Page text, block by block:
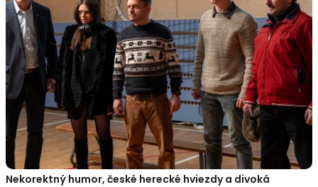
Nekorektný humor, české herecké hviezdy a divoká